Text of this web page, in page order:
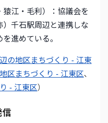
猿江・毛利）：協議会を
千石駅周辺と連携しな
進めている。
の地区まちづくり - 江東
区まちづくり - 江東区、
- 江東区）
信